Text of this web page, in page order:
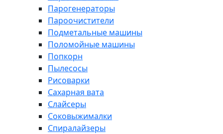
Парогенераторы
Пароочистители
Подметальные машины
Поломойные машины
Попкорн
Пылесосы
Рисоварки
Сахарная вата
Слайсеры
Соковыжималки
Спиралайзеры